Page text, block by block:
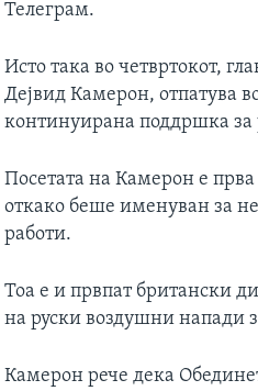
Телеграм.
Исто така во четвртокот,
Дејвид Камерон, отпатува
континуирана поддршка
Посетата на Камерон е
откако беше именуван за
работи.
Тоа е и првпат британски
на руски воздушни напади
Камерон рече дека